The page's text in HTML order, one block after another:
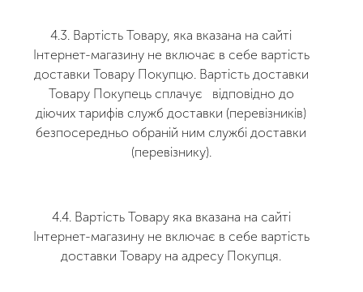
4.3. Вартість Товару, яка вказана на сайті
Інтернет-магазину не включає в себе вартість
доставки Товару Покупцю. Вартість доставки
Товару Покупець сплачує відповідно до
діючих тарифів служб доставки (перевізників)
безпосередньо обраній ним службі доставки
(перевізнику).
4.4. Вартість Товару яка вказана на сайті
Інтернет-магазину не включає в себе вартість
доставки Товару на адресу Покупця.